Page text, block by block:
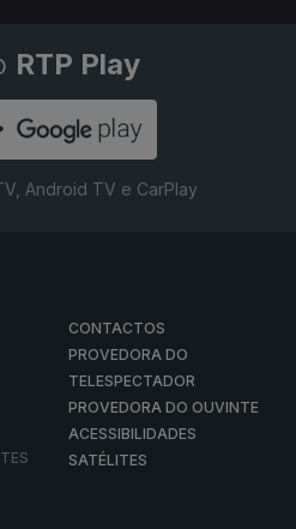
RTP Play
Android TV e CarPlay
CONTACTOS
PROVEDORA DO
TELESPECTADOR
PROVEDORA DO OUVINTE
ACESSIBILIDADES
SATÉLITES